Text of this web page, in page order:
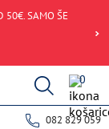
50€. SAMO ŠE
0
082 829 059